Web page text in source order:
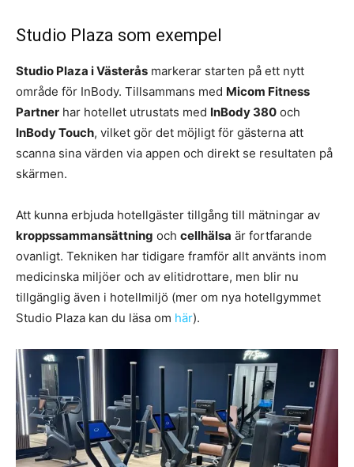
Studio Plaza som exempel
Studio Plaza i Västerås markerar starten på ett nytt
område för InBody. Tillsammans med Micom Fitness
Partner har hotellet utrustats med InBody 380 och
InBody Touch, vilket gör det möjligt för gästerna att
scanna sina värden via appen och direkt se resultaten på
skärmen.
Att kunna erbjuda hotellgäster tillgång till mätningar av
kroppssammansättning och cellhälsa är fortfarande
ovanligt. Tekniken har tidigare framför allt använts inom
medicinska miljöer och av elitidrottare, men blir nu
tillgänglig även i hotellmiljö (mer om nya hotellgymmet
Studio Plaza kan du läsa om här).